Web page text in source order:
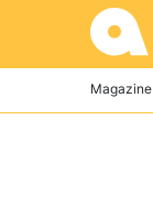
Magazine